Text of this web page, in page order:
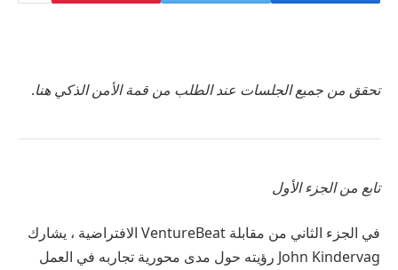
تحقق من جميع الجلسات عند الطلب من قمة الأمن الذكي هنا.
تابع من الجزء الأول
في الجزء الثاني من مقابلة VentureBeat الافتراضية ، يشارك
John Kindervag رؤيته حول مدى محورية تجاربه في العمل